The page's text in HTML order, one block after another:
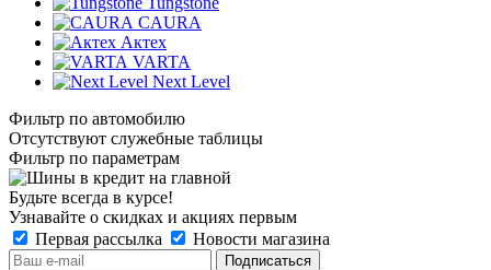
CAURA
Актех
VARTA
Next Level
Фильтр по автомобилю
Отсутствуют служебные таблицы
Фильтр по параметрам
Будьте всегда в курсе!
Узнавайте о скидках и акциях первым
Первая рассылка
Новости магазина